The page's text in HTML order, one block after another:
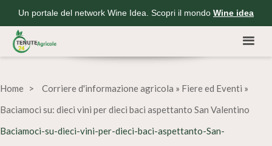
Un portale del network Wine Idea. Scopri il mondo Wine idea
Home Corriere d'informazione agricola » Fiere ed Eventi »
Baciamoci su: dieci vini per dieci baci aspettanto San Valentino
Baciamoci-su-dieci-vini-per-dieci-baci-aspettanto-San-